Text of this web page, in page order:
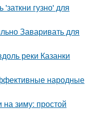
'заткни гузно' для
Заваривать для
реки Казанки
народные
зиму: простой